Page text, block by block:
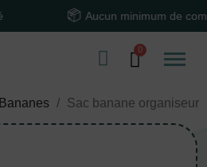
Aucun minimum de
Bananes Sac banane organiseur